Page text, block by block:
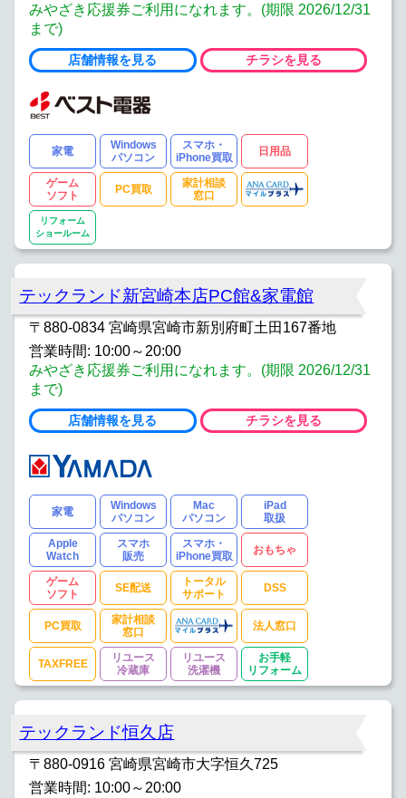
みやざき応援券ご利用になれます。(期限 2026/12/31
まで)
店舗情報を見る チラシを見る
家電
Windows
パソコン
スマホ・
iPhone買取
日用品
ゲーム
ソフト
PC買取
家計相談
窓口
リフォーム
ショールーム
テックランド新宮崎本店PC館&家電館
〒880-0834 宮崎県宮崎市新別府町土田167番地
営業時間: 10:00～20:00
みやざき応援券ご利用になれます。(期限 2026/12/31
まで)
店舗情報を見る チラシを見る
家電
Windows
パソコン
Mac
パソコン
iPad
取扱
Apple
Watch
スマホ
販売
スマホ・
iPhone買取
おもちゃ
ゲーム
ソフト
SE配送
トータル
サポート
DSS
PC買取
家計相談
窓口
法人窓口
TAXFREE
リユース
冷蔵庫
リユース
洗濯機
お手軽
リフォーム
テックランド恒久店
〒880-0916 宮崎県宮崎市大字恒久725
営業時間: 10:00～20:00